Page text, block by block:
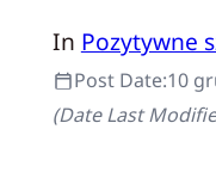
In Pozytywne
Post Date:10
(Date Last